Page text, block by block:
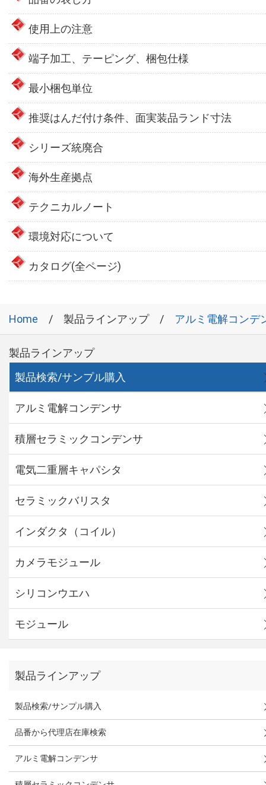
使用上の注意
端子加工、テーピング、梱包仕様
最小梱包単位
推奨はんだ付け条件、面実装品ランド寸法
シリーズ統廃合
海外生産拠点
テクニカルノート
環境対応について
カタログ(全ページ)
Home 製品ラインアップ アルミ電解コンデ
製品ラインアップ
製品検索/サンプル購入
アルミ電解コンデンサ
積層セラミックコンデンサ
電気二重層キャパシタ
セラミックバリスタ
インダクタ（コイル）
カメラモジュール
シリコンウエハ
モジュール
製品ラインアップ
製品検索/サンプル購入
品番から代理店在庫検索
アルミ電解コンデンサ